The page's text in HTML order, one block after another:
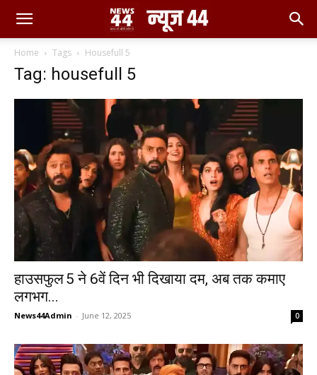
Home Tags Housefull 5
Tag: housefull 5
हाउसफुल 5 ने 6वें दिन भी दिखाया दम, अब तक कमाए
लगभग...
News44Admin - June 12, 2025 0